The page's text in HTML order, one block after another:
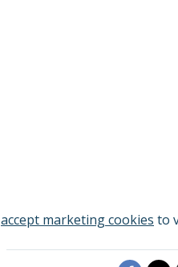
accept marketing cookies to